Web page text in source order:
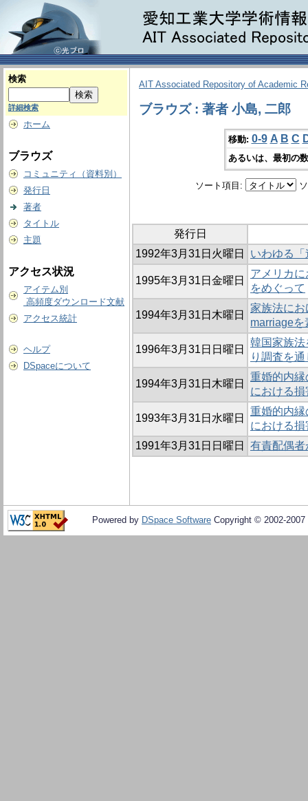
検索
詳細検索
ホーム
ブラウズ
コミュニティ（資料別）
発行日
著者
タイトル
主題
アクセス状況
アイテム別
高頻度ダウンロード文献
アクセス統計
ヘルプ
DSpaceについて
AIT Associated Repository of Academic
ブラウズ : 著者 小島, 二郎
移動: 0-9 A B C
あるいは、最初の
ソート項目:
発行日
1992年3月31日火曜日
いわゆる
1995年3月31日金曜日
アメリカ
をめぐって
1994年3月31日木曜日
家族法にお
marriageを
1996年3月31日日曜日
韓国家族
り調査を
1994年3月31日木曜日
重婚的内縁
における
1993年3月31日水曜日
重婚的内縁
における
1991年3月31日日曜日
有責配偶
Powered by DSpace Software Copyright © 2002-2007